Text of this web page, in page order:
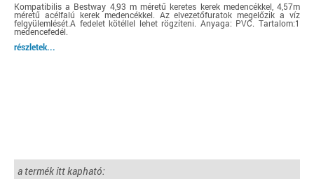
Kompatibilis a Bestway 4,93 m méretű keretes kerek medencékkel, 4,57m
méretű acélfalú kerek medencékkel. Az elvezetőfuratok megelőzik a víz
felgyülemlését.A fedelet kötéllel lehet rögzíteni. Anyaga: PVC. Tartalom:1
medencefedél.
részletek...
a termék itt kapható: